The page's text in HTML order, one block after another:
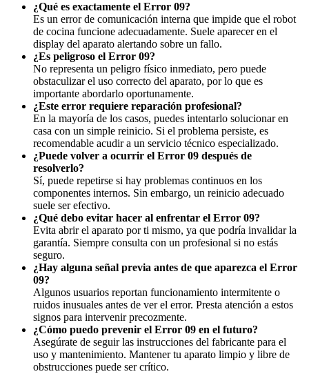
¿Qué es exactamente el Error 09?
Es un error de comunicación interna que impide que el robot
de cocina funcione adecuadamente. Suele aparecer en el
display del aparato alertando sobre un fallo.
¿Es peligroso el Error 09?
No representa un peligro físico inmediato, pero puede
obstaculizar el uso correcto del aparato, por lo que es
importante abordarlo oportunamente.
¿Este error requiere reparación profesional?
En la mayoría de los casos, puedes intentarlo solucionar en
casa con un simple reinicio. Si el problema persiste, es
recomendable acudir a un servicio técnico especializado.
¿Puede volver a ocurrir el Error 09 después de
resolverlo?
Sí, puede repetirse si hay problemas continuos en los
componentes internos. Sin embargo, un reinicio adecuado
suele ser efectivo.
¿Qué debo evitar hacer al enfrentar el Error 09?
Evita abrir el aparato por ti mismo, ya que podría invalidar la
garantía. Siempre consulta con un profesional si no estás
seguro.
¿Hay alguna señal previa antes de que aparezca el Error
09?
Algunos usuarios reportan funcionamiento intermitente o
ruidos inusuales antes de ver el error. Presta atención a estos
signos para intervenir precozmente.
¿Cómo puedo prevenir el Error 09 en el futuro?
Asegúrate de seguir las instrucciones del fabricante para el
uso y mantenimiento. Mantener tu aparato limpio y libre de
obstrucciones puede ser crítico.